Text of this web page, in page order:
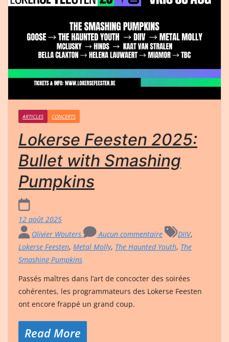
ARTICLES CONCERTS
Lokerse Feesten 2025:
Bullet with Smashing
Pumpkins
12 août 2025
Olivier Wouters
Aucun commentaire DIIV,
Lokerse Feesten, Metal Molly, The Haunted Youth, The
Smashing Pumpkins
Passés maîtres dans l’art de concocter des soirées
cohérentes, les programmateurs des Lokerse Feesten
ont encore frappé un grand coup.
Read More